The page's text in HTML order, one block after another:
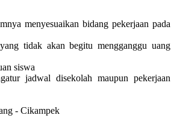
menyesuaikan bidang pekerjaan pada
tidak akan begitu mengganggu uang
siswa
jadwal disekolah maupun pekerjaan
- Cikampek